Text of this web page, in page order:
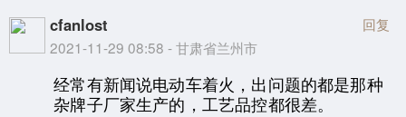
cfanlost
2021-11-29 08:58 - 甘肃省兰州市
回复
经常有新闻说电动车着火，出问题的都是那种
杂牌子厂家生产的，工艺品控都很差。